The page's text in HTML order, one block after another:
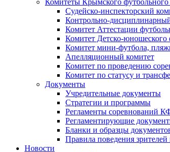
Комитеты Крымского футбольного
Судейско-инспекторский
Контрольно-
Комитет Аттестации
Комитет Детско-юношеского
Комитет мини-футбола,
Апелляционный комитет
Комитет по проведению
Комитет по статусу и
Документы
Учредительные документы
Стратегии и программы
Регламенты соревнований
Регламентирующие
Бланки и образцы
Правила поведения зрителей
Новости